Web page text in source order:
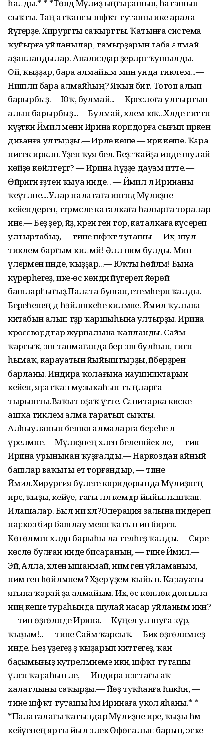
һалды.* * *Төндә Мәүлиҙә ыңғырашып, һаташып
сыҡты. Таң атҡансы шәфҡәт туташы ике арала
йүгерҙе. Хирургты саҡыртты. Ҡатынға система
ҡуйырға уйланылар, тамырҙарын таба алмай
аҙапландылар. Анализдар әҙерләргә ҡушылды.—
Ой, ҡыҙҙар, бара алмайым мин унда тиклем...—
Нишләп бара алмайһың? Яҡын бит. Тотоп алып
барырбыҙ.— Юҡ, булмай...— Креслоға ултыртып
алып барырбыҙ...— Булмай, хәлем юҡ...Хәлде ситтән
күҙәткән Йәмилә менән Ирина коридорға сығып иркен
диванға ултырҙы.— Ирле кеше — иркә кеше. Ҡара
нисек иркәләнә. Үҙен ҡуя белә. Беҙгә ҡайҙа инде шулай
көйҙө көйләтергә? — Ирина һүҙҙе дауам итте.—
Өйрәнгән ғәҙәтен ҡыуа инде... — Йәмилә лә Иринаны
ҡеүәтләне....Улар палатаға ингәндә Мәү­лиҙәне
кейендереп, тәгәрмәсле каталкаға һалырға торалар
ине.— Беҙ әҙер, әйҙә, әкрен генә тор, каталкаға күсереп
ултырта­быҙ, — тине шәфҡәт туташы.— Их, шул
тиклем барғым килмәй! Әллә нимә булды. Мин
үлермен инде, ҡыҙҙар...— Юҡты һөйләмә! Бына
күрерһегеҙ, ике-өс көндән йүгереп йөрөй
башларһығыҙ.Палата бушап, етемһерәп ҡалды.
Береһенең дә һөйләшкеһе килмәне. Йәмилә ҡулына
китабын алып тәҙрә ҡаршыһына ултырҙы. Ирина
кроссвордтар журналына ҡапланды. Саймә
ҡарсыҡ, эш тапмағанда бер эш булһын, тигән
һымаҡ, карауатын йыйыштырҙы, әйберҙәрен
барланы. Индира ҡолағына наушниктарын
кейеп, яратҡан музыкаһын тыңларға
тырышты.Ваҡыт оҙаҡ үтте. Санитарка киске
ашҡа тиклем алма таратып сыҡты.
Алһыуланып бешкән алмаларға береһе лә
үрелмәне.— Мәүлиҙәнең хәлен беле­шәйек әле, — тип
Ирина урынынан ҡуҙғалды.— Наркоздан айный
башлар ваҡыты етә торғандыр, — тине
Йәмилә.Хирургия бүлеге коридорында Мәүлиҙәнең
ире, ҡыҙы, кейәүе, тағы әллә кемдәр йыйылышҡан.
Илашалар. Был ни хәл?Операция залына индереп
наркоз бирә башлау менән ҡатын йән биргән.
Көтөлмәгән хәлдән барыһы ла телһеҙ ҡалды.— Сире
көслө булған инде бисараның, — тине Йәмилә.—
Эй, Алла, хәленә ышанмай, нимә генә уйламаным,
нимә генә һөйләмәнем? Хәҙер үҙемә ҡыйын. Карауаты
яғына ҡарай ҙа алмайым. Их, өс көнлөк донъяла
ниңә кеше тураһында шулай насар уйланым икән?
— тип өҙгөләнде Ирина.— Күңел ул шуға күрә,
ҡыҙым!.. — тине Саймә ҡарсыҡ.— Бик өҙгөләнмәгеҙ
инде. Һеҙ үҙегеҙ ҙә ҡыҙарып киттегеҙ, ҡан
баҫымығыҙ күтәрелмәнеме икән, шәфҡәт туташы
үлсәп ҡараһын әле, — Индира постағы аҡ
халатлыны саҡырҙы.— Йөҙ туҡһанға һикһән, —
тине шәфҡәт туташы һәм Иринаға укол яһаны.* *
*Палаталағы ҡатындар Мәү­лиҙәне ире, ҡыҙы һәм
кейәүенең ярты йыл элек Өфөгә алып барып, эске